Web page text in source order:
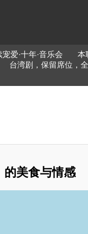
宠爱·十年·音乐会 本
台湾剧，保留席位，
的美食与情感